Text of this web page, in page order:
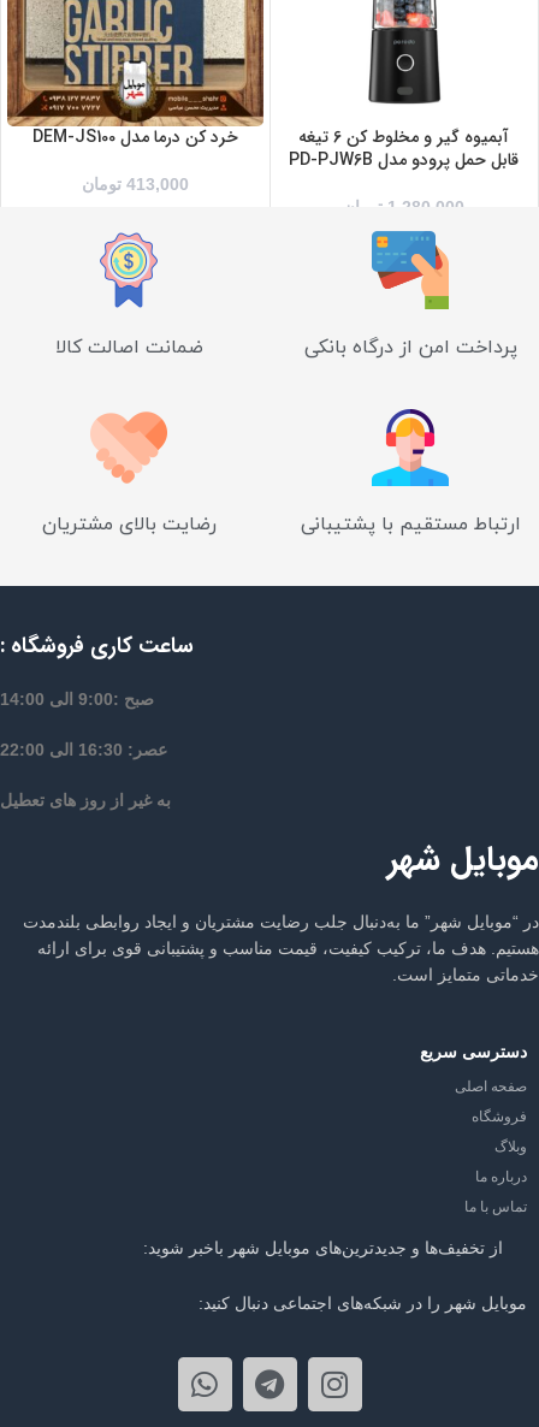
آبمیوه گیر و مخلوط کن 6 تیغه
قابل حمل پرودو مدل PD-PJW6B
1,280,000 تومان
خرد کن درما مدل DEM-JS100
413,000 تومان
پرداخت امن از درگاه بانکی ضمانت اصالت کالا
ارتباط مستقیم با پشتیبانی رضایت بالای مشتریان
ساعت کاری فروشگاه :
صبح :9:00 الی 14:00
عصر: 16:30 الی 22:00
به غیر از روز های تعطیل
موبایل شهر
در “موبایل شهر” ما به‌دنبال جلب رضایت مشتریان و ایجاد روابطی بلندمدت
هستیم. هدف ما، ترکیب کیفیت، قیمت مناسب و پشتیبانی قوی برای ارائه
خدماتی متمایز است.
دسترسی سریع
صفحه اصلی
فروشگاه
وبلاگ
درباره ما
تماس با ما
از تخفیف‌ها و جدیدترین‌های موبایل شهر باخبر شوید:
موبایل شهر را در شبکه‌های اجتماعی دنبال کنید: